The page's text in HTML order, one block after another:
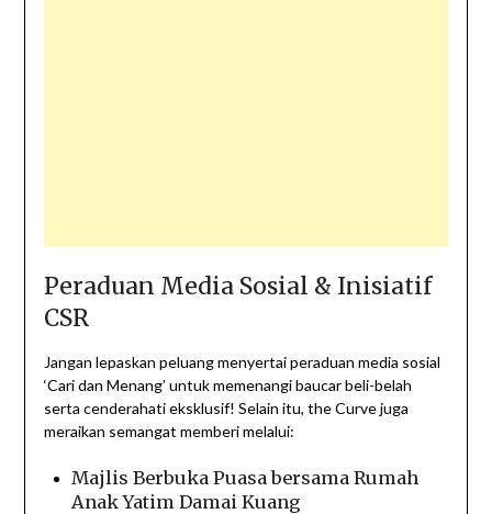
Peraduan Media Sosial & Inisiatif
CSR
Jangan lepaskan peluang menyertai peraduan media sosial
‘Cari dan Menang’ untuk memenangi baucar beli-belah
serta cenderahati eksklusif! Selain itu, the Curve juga
meraikan semangat memberi melalui:
Majlis Berbuka Puasa bersama Rumah
Anak Yatim Damai Kuang